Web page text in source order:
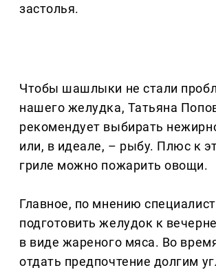
застолья.
Чтобы шашлыки не стали
нашего желудка, Татьяна
рекомендует выбирать
или, в идеале, – рыбу. Плюс к
гриле можно пожарить овощи.
Главное, по мнению
подготовить желудок к
в виде жареного мяса. Во
отдать предпочтение долгим